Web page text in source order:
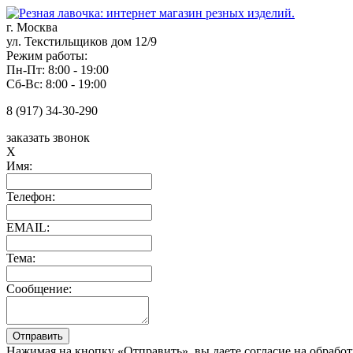
г. Москва
ул. Текстильщиков дом 12/9
Режим работы:
Пн-Пт: 8:00 - 19:00
Сб-Вс: 8:00 - 19:00
8 (917) 34-30-290
заказать звонок
X
Имя:
Телефон:
EMAIL:
Тема:
Сообщение: